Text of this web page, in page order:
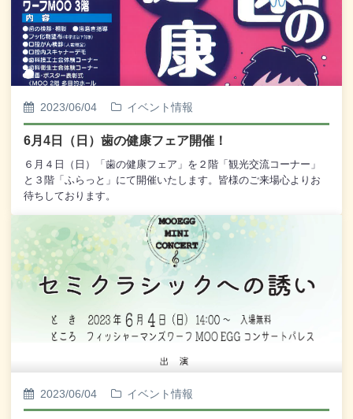
2023/06/04 イベント情報
6月4日（日）歯の健康フェア開催！
６月４日（日）「歯の健康フェア」を２階「観光交流コーナー」
と３階「ふらっと」にて開催いたします。皆様のご来場心よりお
待ちしております。
2023/06/04 イベント情報